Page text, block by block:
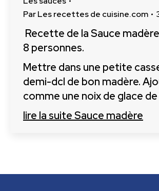
ParLes recettes de cuisine.com
Recette de la Sauce
8 personnes.
Mettre dans une petite
demi-dcl de bon madère.
comme une noix de glace
lire la suiteSauce madère